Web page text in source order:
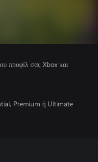
προφίλ σας Xbox και
Premium ή Ultimate